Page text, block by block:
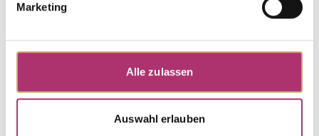
Marketing
Alle zulassen
Auswahl erlauben